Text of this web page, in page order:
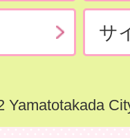
サ
Yamatotakada